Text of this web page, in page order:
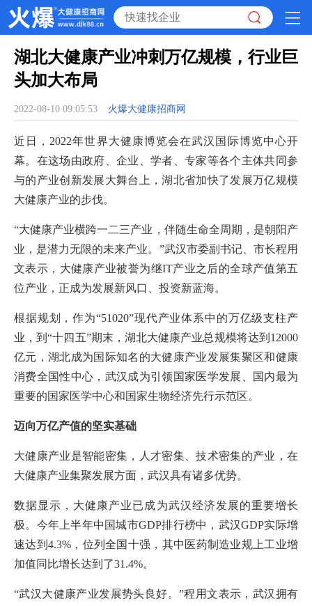
湖北大健康产业冲刺万亿规模，行业巨
头加大布局
2022-08-10 09:05:53 火爆大健康招商网
近日，2022年世界大健康博览会在武汉国际博览中心开
幕。在这场由政府、企业、学者、专家等各个主体共同参
与的产业创新发展大舞台上，湖北省加快了发展万亿规模
大健康产业的步伐。
“大健康产业横跨一二三产业，伴随生命全周期，是朝阳产
业，是潜力无限的未来产业。”武汉市委副书记、市长程用
文表示，大健康产业被誉为继IT产业之后的全球产值第五
位产业，正成为发展新风口、投资新蓝海。
根据规划，作为“51020”现代产业体系中的万亿级支柱产
业，到“十四五”期末，湖北大健康产业总规模将达到12000
亿元，湖北成为国际知名的大健康产业发展集聚区和健康
消费全国性中心，武汉成为引领国家医学发展、国内最为
重要的国家医学中心和国家生物经济先行示范区。
迈向万亿产值的坚实基础
大健康产业是智能密集，人才密集、技术密集的产业，在
大健康产业集聚发展方面，武汉具有诸多优势。
数据显示，大健康产业已成为武汉经济发展的重要增长
极。今年上半年中国城市GDP排行榜中，武汉GDP实际增
速达到4.3%，位列全国十强，其中医药制造业规上工业增
加值同比增长达到了31.4%。
“武汉大健康产业发展势头良好。”程用文表示，武汉拥有